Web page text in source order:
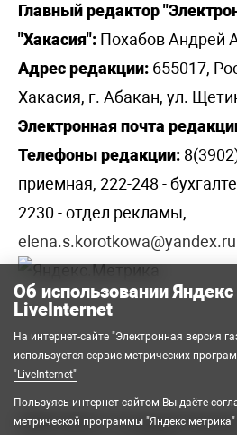
Главный редактор
"Хакасия": Похабов Андрей
Адрес редакции: 655017,
Хакасия, г. Абакан, ул.
Электронная почта
Телефоны редакции:
приемная, 222-248 -
2230 - отдел рекламы,
elena.s.korotkowa@yandex.ru
2008-2026 ©
Об использовании
LiveInternet
На интернет-сайте "Электронная версия
используется сервис метрических
"LiveInternet"
Пользуясь интернет-сайтом Вы даёте
метрической программы "Яндекс метрика"